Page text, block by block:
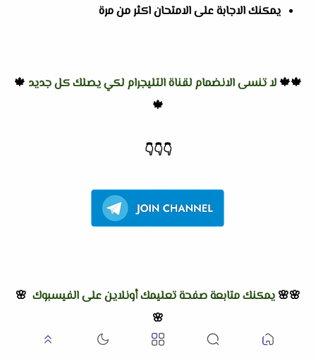
يمكنك الاجابة على الامتحان اكثر من مرة
🍁🍁 لا تنسى الانضمام لقناة التليجرام لكي يصلك كل جديد 🍁
🍁
👇
👇
👇
🌸🌸 يمكنك متابعة صفحة تعليمك أونلاين على الفيسبوك 🌸
🌸